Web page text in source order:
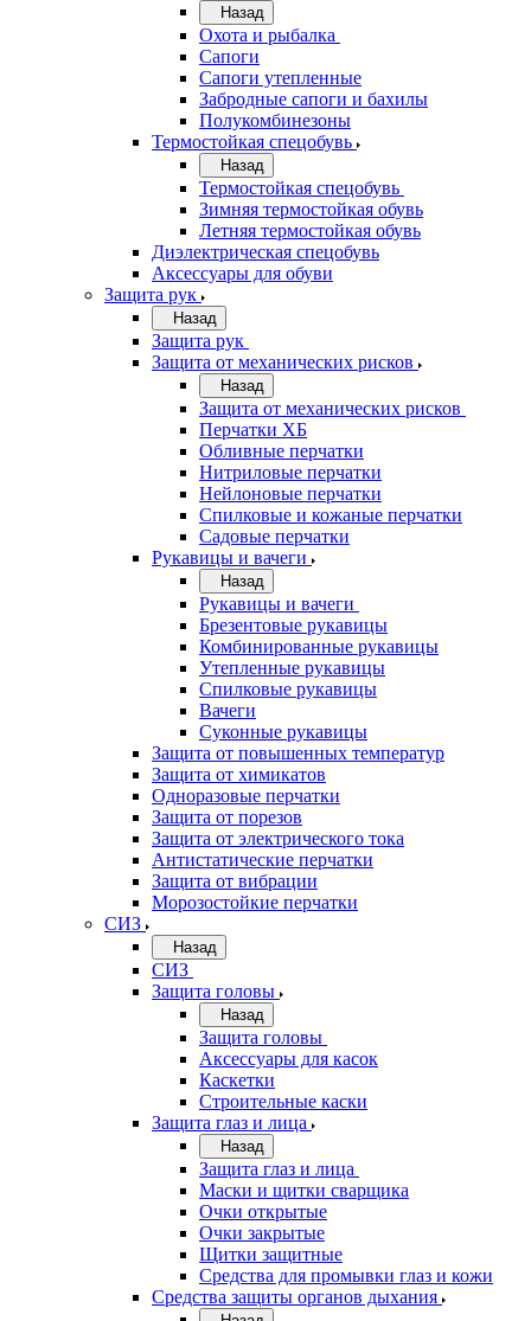
Назад
Охота и рыбалка
Сапоги
Сапоги утепленные
Забродные сапоги и бахилы
Полукомбинезоны
Термостойкая спецобувь
Назад
Термостойкая спецобувь
Зимняя термостойкая обувь
Летняя термостойкая обувь
Диэлектрическая спецобувь
Аксессуары для обуви
Защита рук
Назад
Защита рук
Защита от механических рисков
Назад
Защита от механических рисков
Перчатки ХБ
Обливные перчатки
Нитриловые перчатки
Нейлоновые перчатки
Спилковые и кожаные перчатки
Садовые перчатки
Рукавицы и вачеги
Назад
Рукавицы и вачеги
Брезентовые рукавицы
Комбинированные рукавицы
Утепленные рукавицы
Спилковые рукавицы
Вачеги
Суконные рукавицы
Защита от повышенных температур
Защита от химикатов
Одноразовые перчатки
Защита от порезов
Защита от электрического тока
Антистатические перчатки
Защита от вибрации
Морозостойкие перчатки
СИЗ
Назад
СИЗ
Защита головы
Назад
Защита головы
Аксессуары для касок
Каскетки
Строительные каски
Защита глаз и лица
Назад
Защита глаз и лица
Маски и щитки сварщика
Очки открытые
Очки закрытые
Щитки защитные
Средства для промывки глаз и кожи
Средства защиты органов дыхания